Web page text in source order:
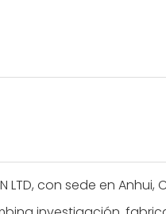
LTD, con sede en